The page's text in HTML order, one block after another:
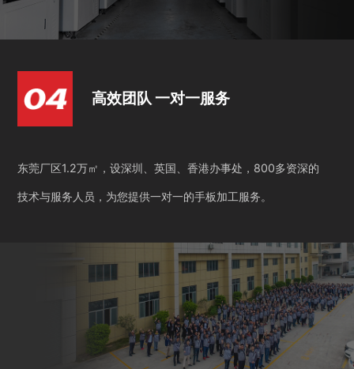
高效团队 一对一服务
东莞厂区1.2万㎡，设深圳、英国、香港办事处，800多资深的
技术与服务人员，为您提供一对一的手板加工服务。